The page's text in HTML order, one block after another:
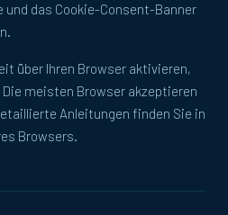
das Cookie-Consent-Banner
über Ihren Browser aktivieren,
meisten Browser akzeptieren
Anleitungen finden Sie in
Browsers.